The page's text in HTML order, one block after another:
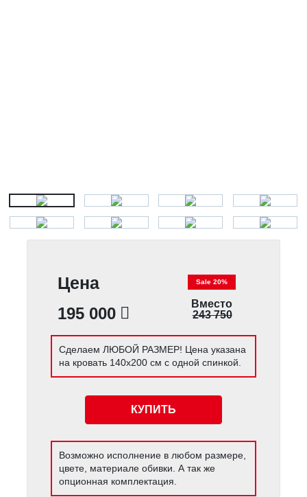
Цена
195 000
Sale 20%
Вместо
243 750
Сделаем ЛЮБОЙ РАЗМЕР! Цена указана
на кровать 140х200 см с одной спинкой.
КУПИТЬ
Возможно исполнение в любом размере,
цвете, материале обивки. А так же
опционная комплектация.